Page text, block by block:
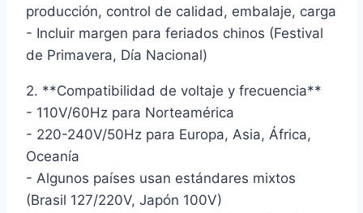
producción, control de calidad, embalaje, carga
- Incluir margen para feriados chinos (Festival
de Primavera, Día Nacional)
2. **Compatibilidad de voltaje y frecuencia**
- 110V/60Hz para Norteamérica
- 220-240V/50Hz para Europa, Asia, África,
Oceanía
- Algunos países usan estándares mixtos
(Brasil 127/220V, Japón 100V)